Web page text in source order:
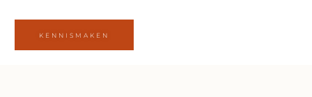
KENNISMAKEN